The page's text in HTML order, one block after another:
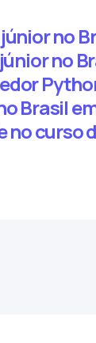
no
no
Brasil
curso